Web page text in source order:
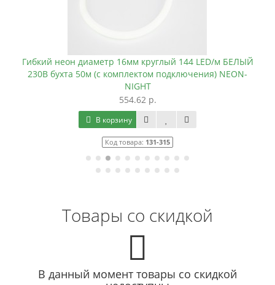
Гибкий неон диаметр 16мм круглый 144 LED/м БЕЛЫЙ
230В бухта 50м (с комплектом подключения) NEON-
NIGHT
554.62 р.
В корзину
Код товара: 131-315
Товары со скидкой
В данный момент товары со скидкой